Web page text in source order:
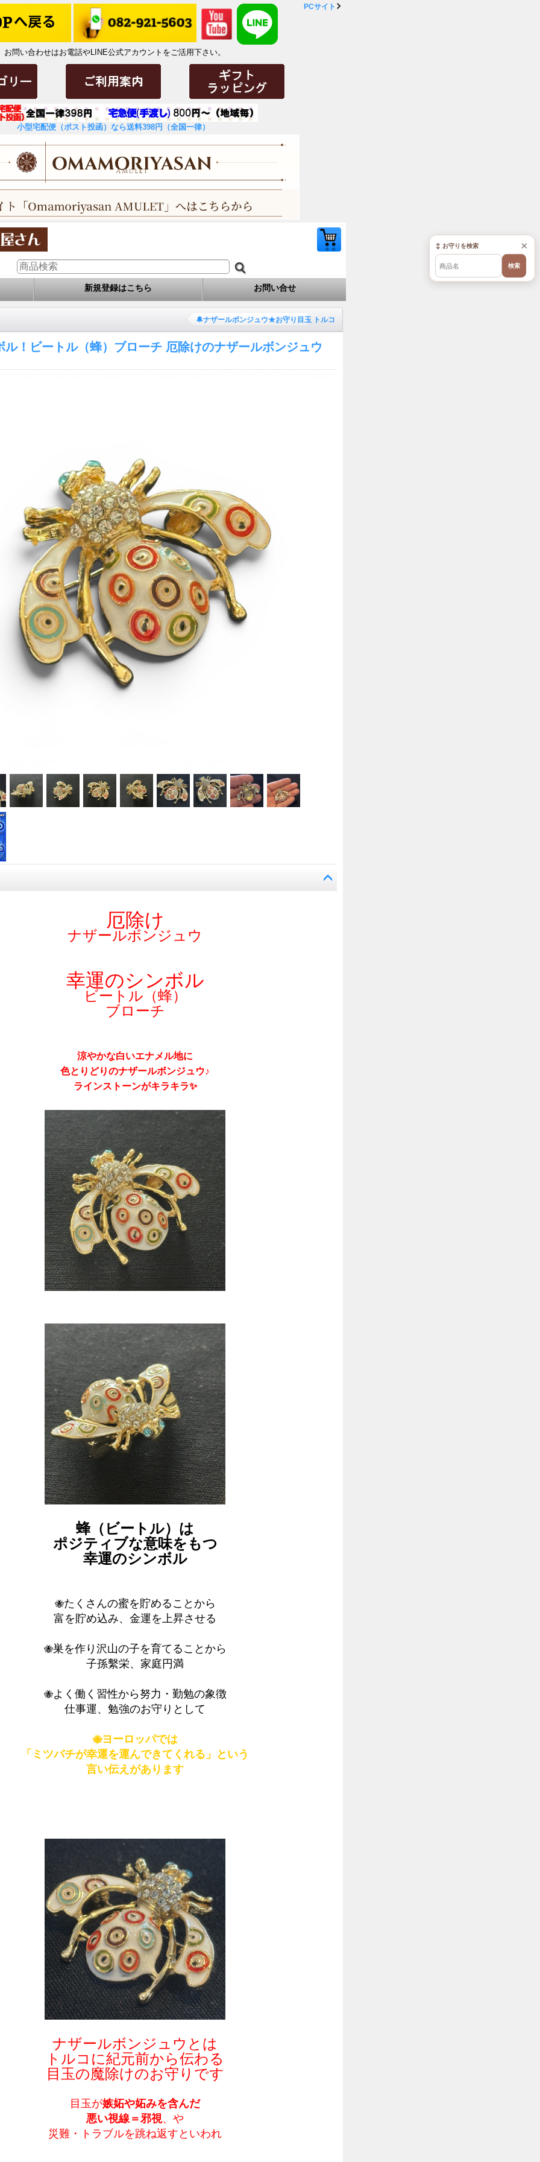
お問い合わせはお電話やLINE公式アカウントをご活用下さい。
小型宅配便（ポスト投函）なら送料398円（全国一律）
PCサイト
新規登録はこちら お問い合せ
🔔ナザールボンジュウ★お守り目玉 トルコ
ル！ビートル（蜂）ブローチ 厄除けのナザールボンジュウ
厄除け
ナザールボンジュウ
幸運のシンボル
ビートル（蜂）
ブローチ
涼やかな白いエナメル地に
色とりどりのナザールボンジュウ♪
ラインストーンがキラキラ✨
蜂（ビートル）は
ポジティブな意味をもつ
幸運のシンボル
🐝たくさんの蜜を貯めることから
富を貯め込み、金運を上昇させる
🐝巣を作り沢山の子を育てることから
子孫繫栄、家庭円満
🐝よく働く習性から努力・勤勉の象徴
仕事運、勉強のお守りとして
🐝ヨーロッパでは
「ミツバチが幸運を運んできてくれる」という
言い伝えがあります
ナザールボンジュウとは
トルコに紀元前から伝わる
目玉の魔除けのお守りです
目玉が嫉妬や妬みを含んだ
悪い視線＝邪視、や
災難・トラブルを跳ね返すといわれ
×
↕ お守りを検索
検索